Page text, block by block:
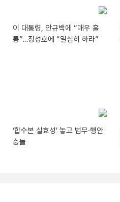
이 대통령, 안규백에 “매우 훌
륭”…정성호에 “열심히 하라”
‘합수본 실효성’ 놓고 법무·행안
충돌